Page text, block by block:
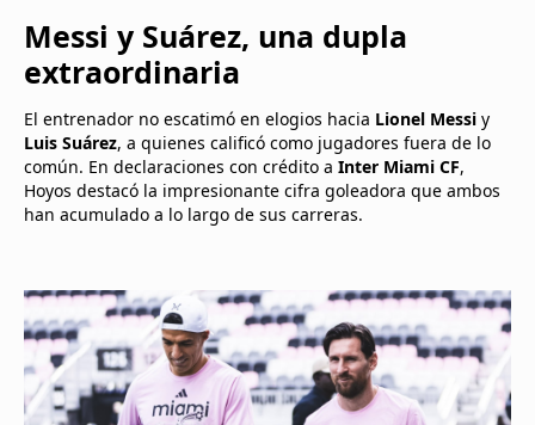
Messi y Suárez, una dupla
extraordinaria
El entrenador no escatimó en elogios hacia Lionel Messi y
Luis Suárez, a quienes calificó como jugadores fuera de lo
común. En declaraciones con crédito a Inter Miami CF,
Hoyos destacó la impresionante cifra goleadora que ambos
han acumulado a lo largo de sus carreras.